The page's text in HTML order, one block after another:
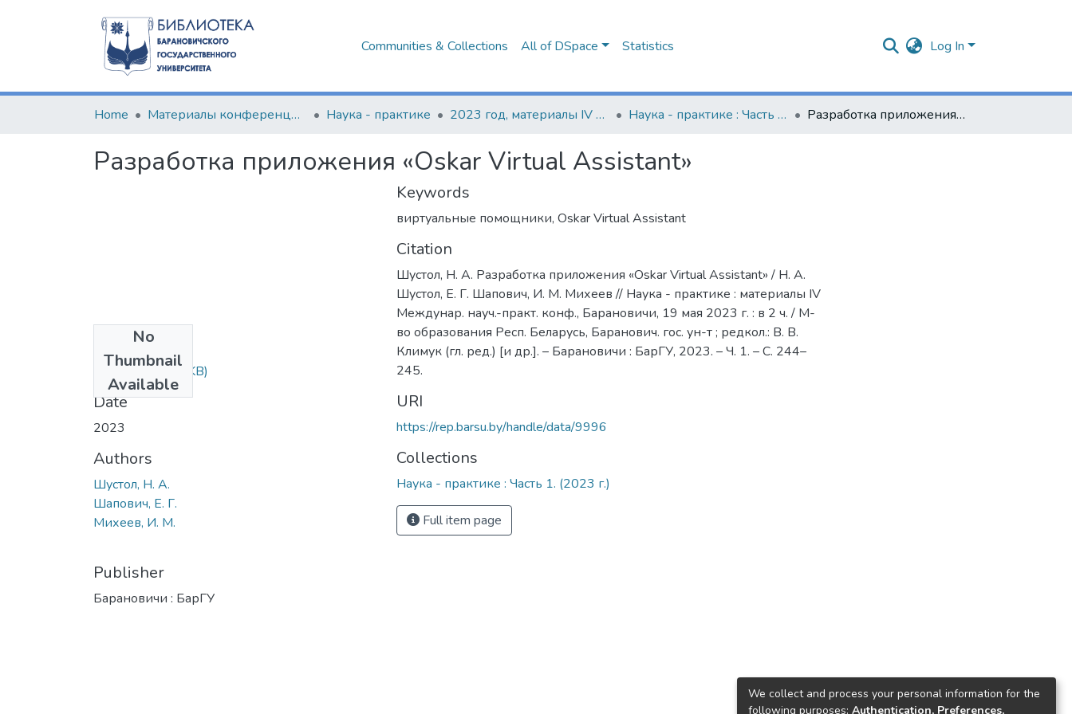
Communities & Collections All of DSpace Statistics Log In
Home Материалы конференций и семинаров Наука - практике 2023 год, материалы IV Международной научно-практической конференции Наука - практике : Часть 1. (2023 г.) Разработка приложения «Oskar Virtual Assistant»
Разработка приложения «Oskar Virtual Assistant»
No
Thumbnail
Available
244.pdf(259.24 KB)
Date
2023
Authors
Шустол, Н. А.
Шапович, Е. Г.
Михеев, И. М.
Publisher
Барановичи : БарГУ
Keywords
виртуальные помощники, Oskar Virtual Assistant
Citation
Шустол, Н. А. Разработка приложения «Oskar Virtual Assistant» / Н. А.
Шустол, Е. Г. Шапович, И. М. Михеев // Наука - практике : материалы IV
Междунар. науч.-практ. конф., Барановичи, 19 мая 2023 г. : в 2 ч. / М-
во образования Респ. Беларусь, Баранович. гос. ун-т ; редкол.: В. В.
Климук (гл. ред.) [и др.]. – Барановичи : БарГУ, 2023. – Ч. 1. – С. 244–
245.
URI
https://rep.barsu.by/handle/data/9996
Collections
Наука - практике : Часть 1. (2023 г.)
Full item page
We collect and process your personal information for the
following purposes: Authentication, Preferences,